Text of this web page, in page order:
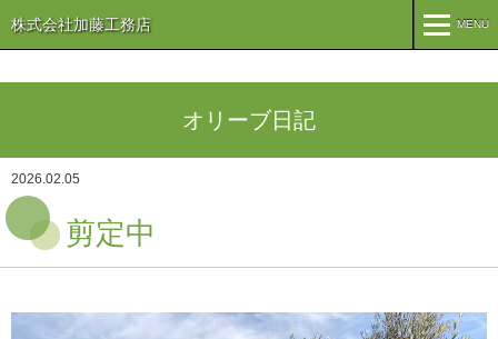
株式会社加藤工務店 MENU
コンセプト
組織
オリーブ日記
2026.02.05
剪定中